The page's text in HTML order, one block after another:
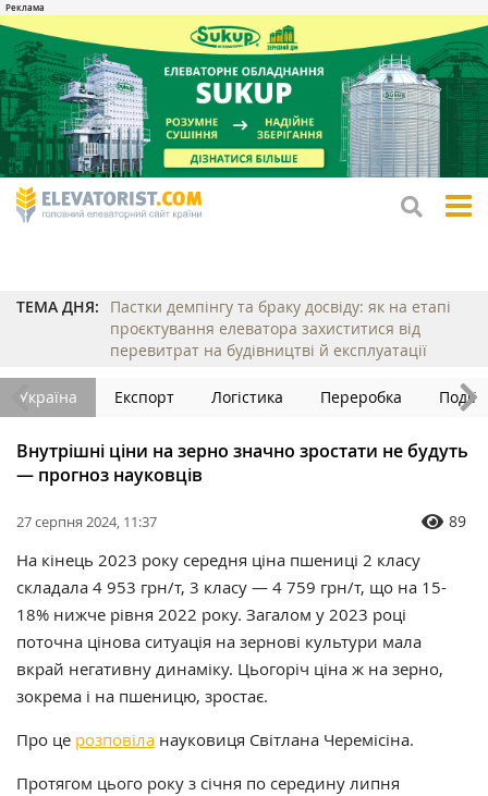
ТЕМА ДНЯ:
Пастки демпінгу та браку досвіду: як на етапі
проєктування елеватора захиститися від
перевитрат на будівництві й експлуатації
Україна Експорт Логістика Переробка Події
Внутрішні ціни на зерно значно зростати не будуть
— прогноз науковців
27 серпня 2024, 11:37 89
На кінець 2023 року середня ціна пшениці 2 класу
складала 4 953 грн/т, 3 класу — 4 759 грн/т, що на 15-
18% нижче рівня 2022 року. Загалом у 2023 році
поточна цінова ситуація на зернові культури мала
вкрай негативну динаміку. Цьогоріч ціна ж на зерно,
зокрема і на пшеницю, зростає.
Про це розповіла науковиця Світлана Черемісіна.
Протягом цього року з січня по середину липня